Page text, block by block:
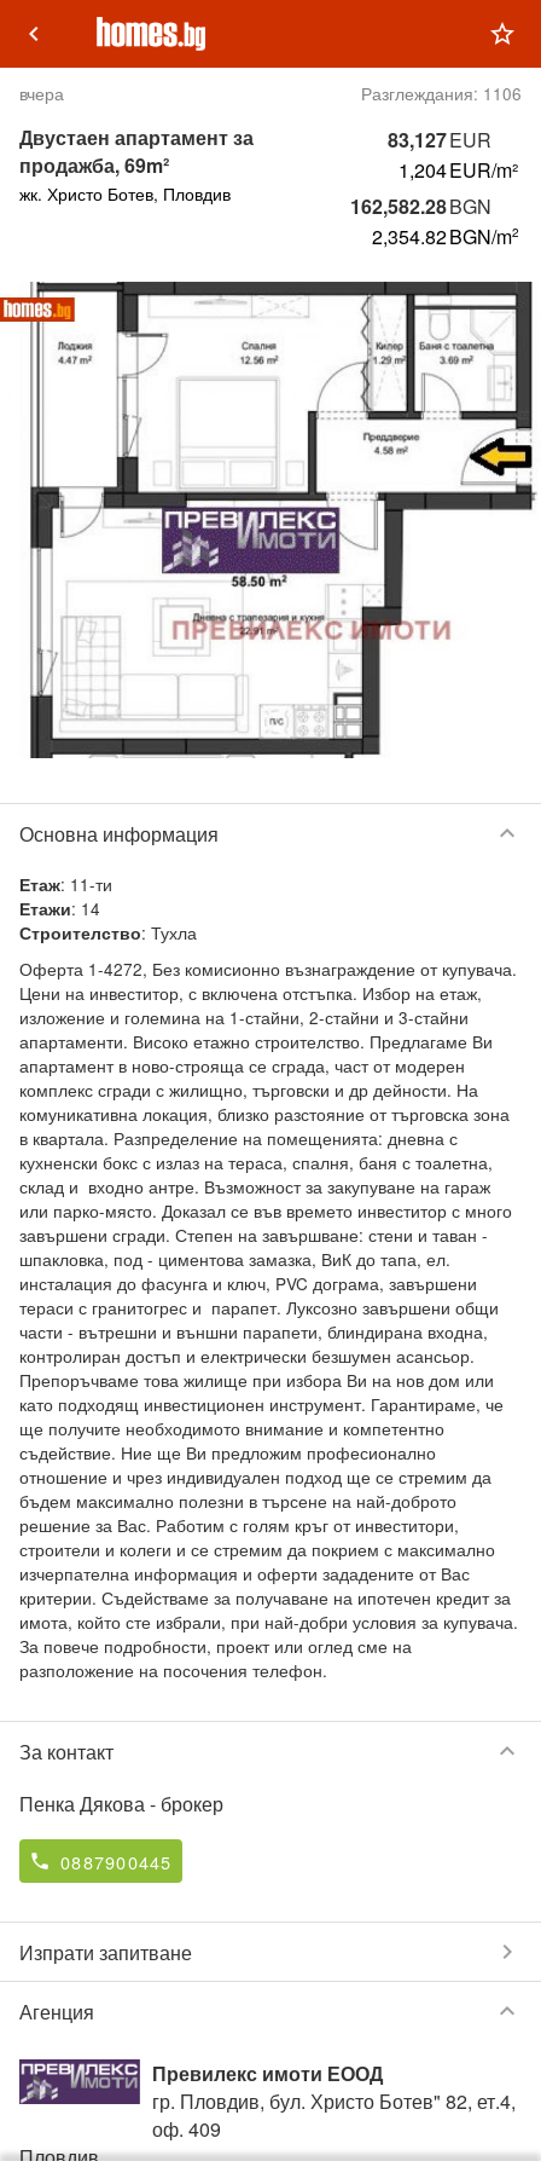
keyboard_arrow_left star_outline
вчера Разглеждания: 1106
83,127EUR
1,204EUR/m²
162,582.28BGN
2,354.82BGN/m2
Двустаен апартамент за
продажба, 69m²
жк. Христо Ботев, Пловдив
Основна информация keyboard_arrow_down
Етаж: 11-ти
Етажи: 14
Строителство: Тухла
Оферта 1-4272, Без комисионно възнаграждение от купувача.
Цени на инвеститор, с включена отстъпка. Избор на етаж,
изложение и големина на 1-стайни, 2-стайни и 3-стайни
апартаменти. Високо етажно строителство. Предлагаме Ви
апартамент в ново-строяща се сграда, част от модерен
комплекс сгради с жилищно, търговски и др дейности. На
комуникативна локация, близко разстояние от търговска зона
в квартала. Разпределение на помещенията: дневна с
кухненски бокс с излаз на тераса, спалня, баня с тоалетна,
склад и  входно антре. Възможност за закупуване на гараж
или парко-място. Доказал се във времето инвеститор с много
завършени сгради. Степен на завършване: стени и таван -
шпакловка, под - циментова замазка, ВиК до тапа, ел.
инсталация до фасунга и ключ, PVC дограма, завършени
тераси с гранитогрес и  парапет. Луксозно завършени общи
части - вътрешни и външни парапети, блиндирана входна,
контролиран достъп и електрически безшумен асансьор.
Препоръчваме това жилище при избора Ви на нов дом или
като подходящ инвестиционен инструмент. Гарантираме, че
ще получите необходимото внимание и компетентно
съдействие. Ние ще Ви предложим професионално
отношение и чрез индивидуален подход ще се стремим да
бъдем максимално полезни в търсене на най-доброто
решение за Вас. Работим с голям кръг от инвеститори,
строители и колеги и се стремим да покрием с максимално
изчерпателна информация и оферти зададените от Вас
критерии. Съдействаме за получаване на ипотечен кредит за
имота, който сте избрали, при най-добри условия за купувача.
За повече подробности, проект или оглед сме на
разположение на посочения телефон.
За контакт keyboard_arrow_down
Пенка Дякова- брокер
phone 0887900445
Изпрати запитване chevron_right
Агенция keyboard_arrow_down
Превилекс имоти ЕООД
гр. Пловдив, бул. Христо Ботев" 82, ет.4,
оф. 409
Пловдив